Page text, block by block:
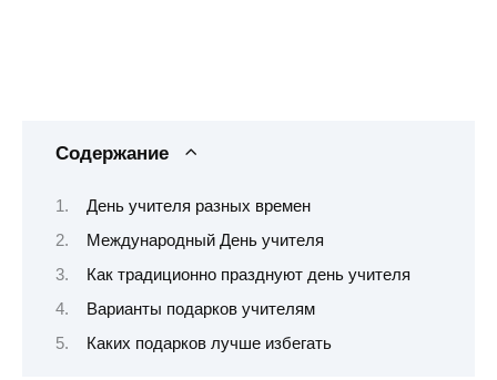
Содержание
День учителя разных времен
Международный День учителя
Как традиционно празднуют день учителя
Варианты подарков учителям
Каких подарков лучше избегать